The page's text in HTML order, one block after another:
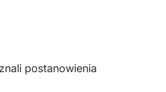
postanowienia